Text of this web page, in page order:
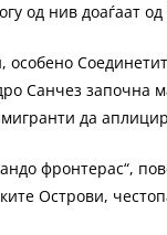
од нив доаѓаат
особено
Санчез започна
да
фронтерас“,
Острови,